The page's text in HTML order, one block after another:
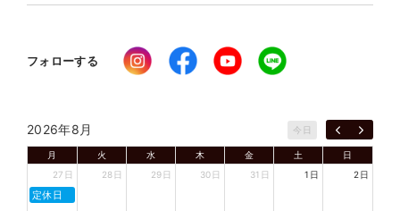
フォローする
2026年8月 今日
月 火 水 木 金 土
日
27日
定休日
28日 29日 30日 31日 1日 2日